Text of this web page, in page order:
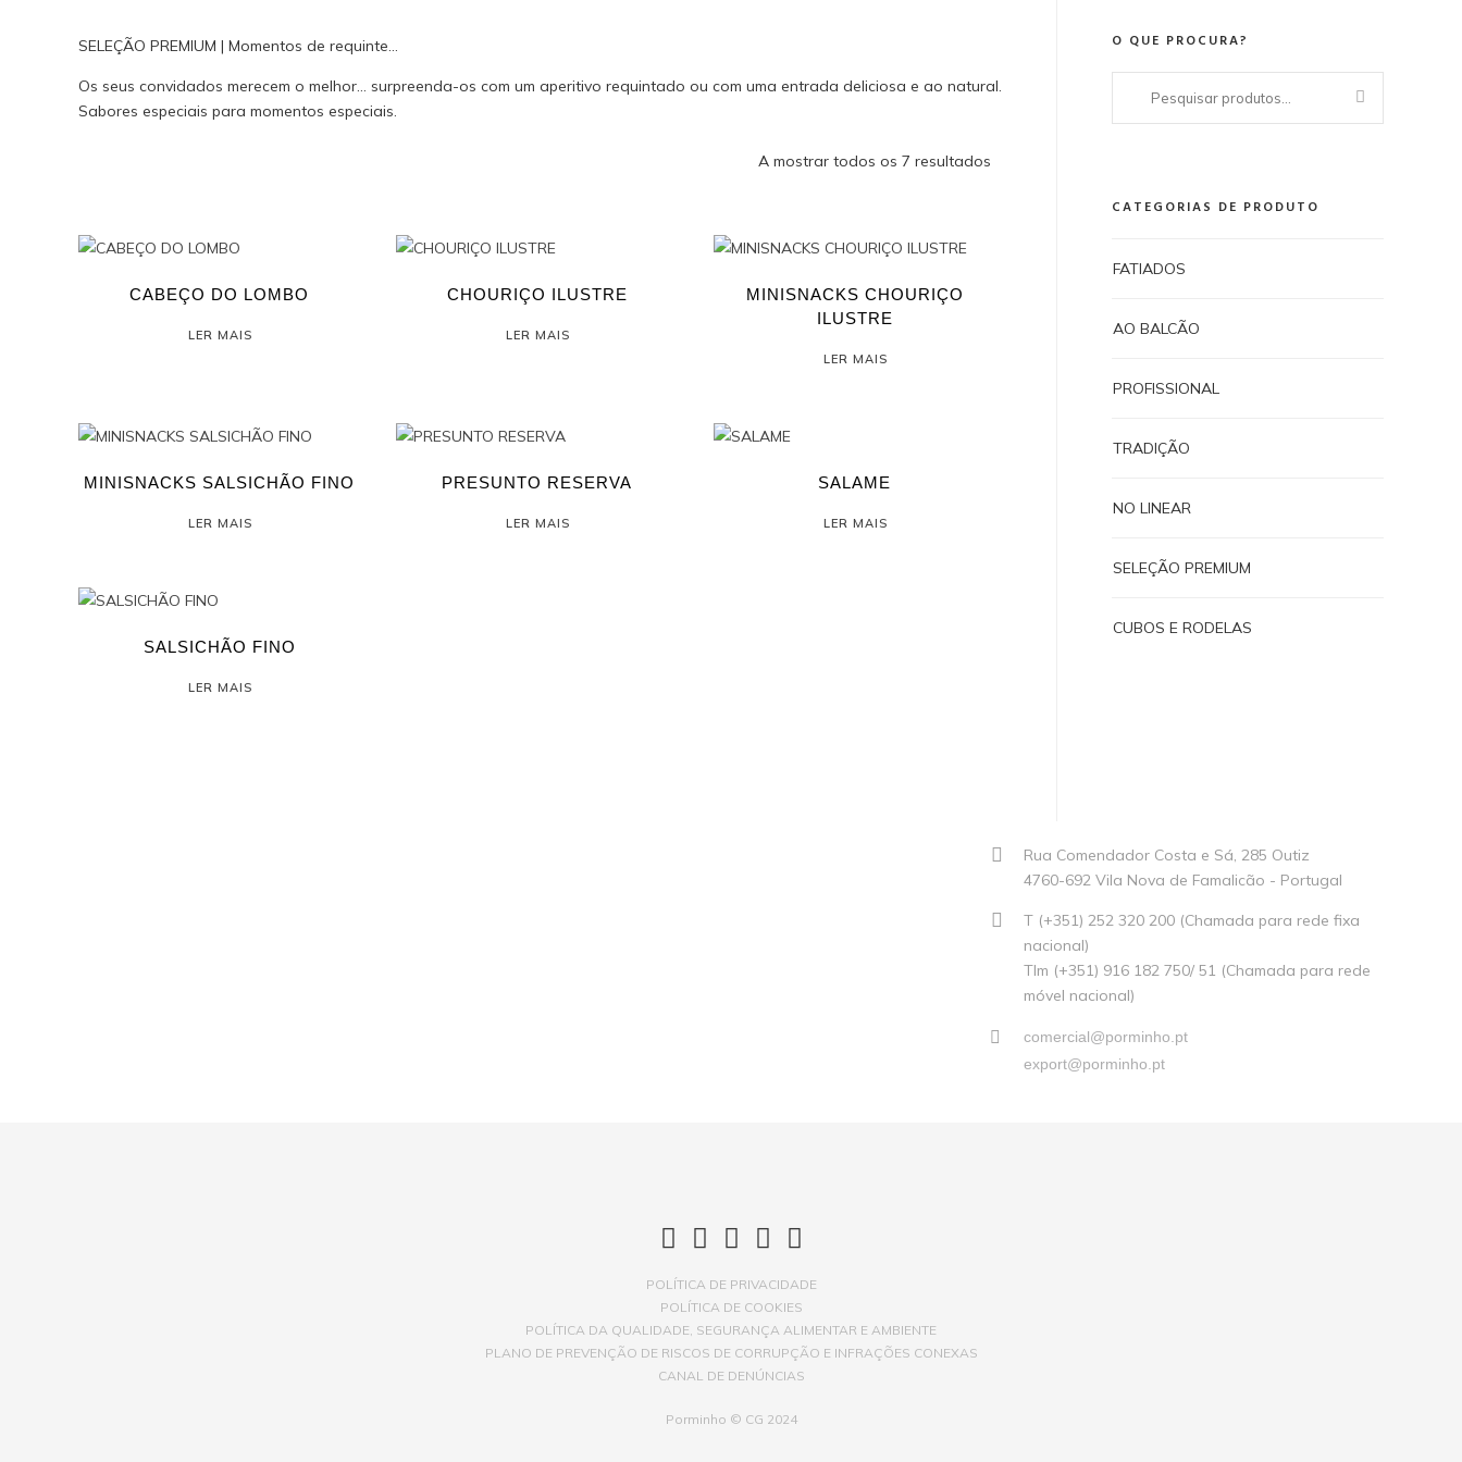
SELEÇÃO PREMIUM | Momentos de requinte…
Os seus convidados merecem o melhor… surpreenda-os com um aperitivo requintado ou com uma entrada deliciosa e ao natural.
Sabores especiais para momentos especiais.
A mostrar todos os 7 resultados
CABEÇO DO LOMBO
LER MAIS
CHOURIÇO ILUSTRE
LER MAIS
MINISNACKS CHOURIÇO
ILUSTRE
LER MAIS
MINISNACKS SALSICHÃO FINO
LER MAIS
PRESUNTO RESERVA
LER MAIS
SALAME
LER MAIS
SALSICHÃO FINO
LER MAIS
O QUE PROCURA?
CATEGORIAS DE PRODUTO
FATIADOS
AO BALCÃO
PROFISSIONAL
TRADIÇÃO
NO LINEAR
SELEÇÃO PREMIUM
CUBOS E RODELAS
Rua Comendador Costa e Sá, 285 Outiz
4760-692 Vila Nova de Famalicão - Portugal
T (+351) 252 320 200 (Chamada para rede fixa
nacional)
Tlm (+351) 916 182 750/ 51 (Chamada para rede
móvel nacional)
comercial@porminho.pt
export@porminho.pt
POLÍTICA DE PRIVACIDADE
POLÍTICA DE COOKIES
POLÍTICA DA QUALIDADE, SEGURANÇA ALIMENTAR E AMBIENTE
PLANO DE PREVENÇÃO DE RISCOS DE CORRUPÇÃO E INFRAÇÕES CONEXAS
CANAL DE DENÚNCIAS
Porminho © CG 2024